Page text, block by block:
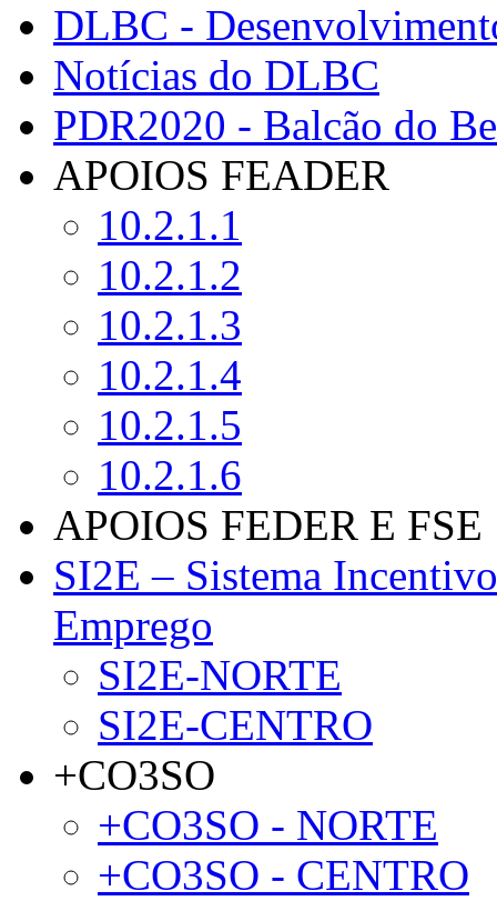
DLBC -
Notícias do DLBC
PDR2020 - Balcão do
APOIOS FEADER
10.2.1.1
10.2.1.2
10.2.1.3
10.2.1.4
10.2.1.5
10.2.1.6
APOIOS FEDER E FSE
SI2E – Sistema
Emprego
SI2E-NORTE
SI2E-CENTRO
+CO3SO
+CO3SO - NORTE
+CO3SO - CENTRO